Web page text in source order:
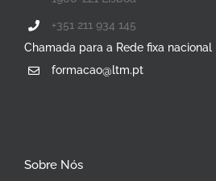
+351 211 934 145
Chamada para a Rede fixa nacional
formacao@ltm.pt
Sobre Nós